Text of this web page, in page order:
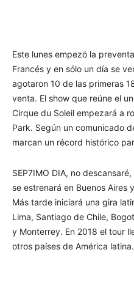
Este lunes empezó la
Francés y en sólo un día se
agotaron 10 de las primeras
venta. El show que reúne el
Cirque du Soleil empezará a
Park. Según un comunicado
marcan un récord histórico
SEP7IMO DIA, no
se estrenará en Buenos Aires
Más tarde iniciará una gira
Lima, Santiago de Chile,
y Monterrey. En 2018 el tour
otros países de América latina.